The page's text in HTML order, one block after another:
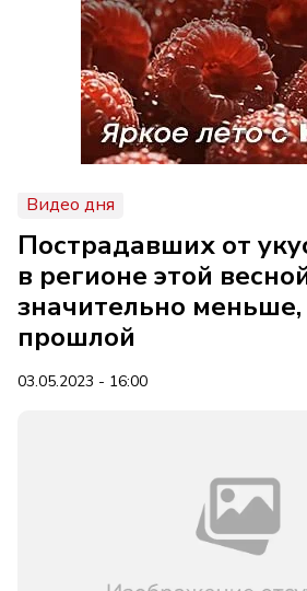
Видео дня
Пострадавших от
в регионе этой
значительно
прошлой
03.05.2023 - 16:00